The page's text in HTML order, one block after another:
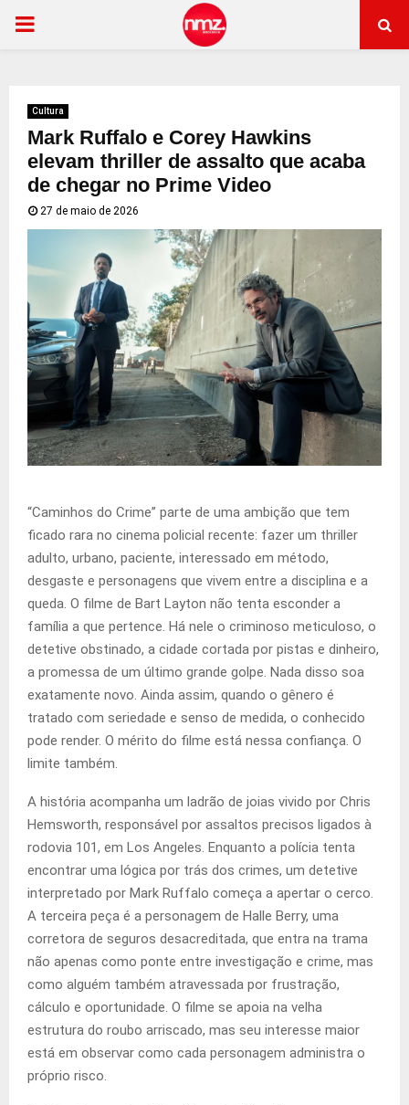
PRIMARY
Cultura
Mark Ruffalo e Corey Hawkins
elevam thriller de assalto que acaba
de chegar no Prime Video
27 de maio de 2026
“Caminhos do Crime” parte de uma ambição que tem
ficado rara no cinema policial recente: fazer um thriller
adulto, urbano, paciente, interessado em método,
desgaste e personagens que vivem entre a disciplina e a
queda. O filme de Bart Layton não tenta esconder a
família a que pertence. Há nele o criminoso meticuloso, o
detetive obstinado, a cidade cortada por pistas e dinheiro,
a promessa de um último grande golpe. Nada disso soa
exatamente novo. Ainda assim, quando o gênero é
tratado com seriedade e senso de medida, o conhecido
pode render. O mérito do filme está nessa confiança. O
limite também.
A história acompanha um ladrão de joias vivido por Chris
Hemsworth, responsável por assaltos precisos ligados à
rodovia 101, em Los Angeles. Enquanto a polícia tenta
encontrar uma lógica por trás dos crimes, um detetive
interpretado por Mark Ruffalo começa a apertar o cerco.
A terceira peça é a personagem de Halle Berry, uma
corretora de seguros desacreditada, que entra na trama
não apenas como ponte entre investigação e crime, mas
como alguém também atravessada por frustração,
cálculo e oportunidade. O filme se apoia na velha
estrutura do roubo arriscado, mas seu interesse maior
está em observar como cada personagem administra o
próprio risco.